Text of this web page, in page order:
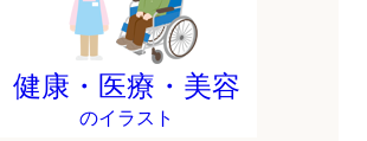
健康・医療・美容
のイラスト